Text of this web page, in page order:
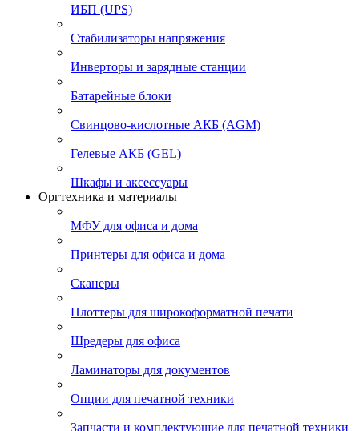
ИБП (UPS)
Стабилизаторы напряжения
Инверторы и зарядные станции
Батарейные блоки
Свинцово-кислотные АКБ (AGM)
Гелевые АКБ (GEL)
Шкафы и аксессуары
Оргтехника и материалы
МФУ для офиса и дома
Принтеры для офиса и дома
Сканеры
Плоттеры для широкоформатной печати
Шредеры для офиса
Ламинаторы для документов
Опции для печатной техники
Запчасти и комплектующие для печатной техники